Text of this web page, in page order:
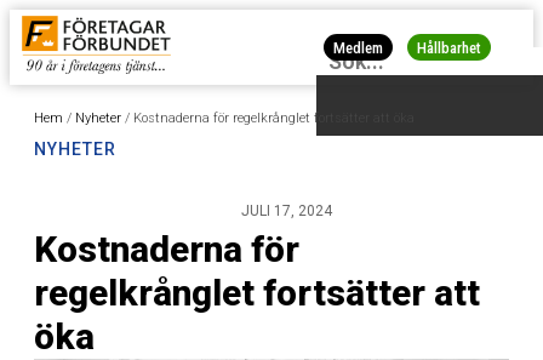
Medlem Hållbarhet
Hem / Nyheter / Kostnaderna för regelkrånglet fortsätter att öka
NYHETER
JULI 17, 2024
Kostnaderna för
regelkrånglet fortsätter att
öka